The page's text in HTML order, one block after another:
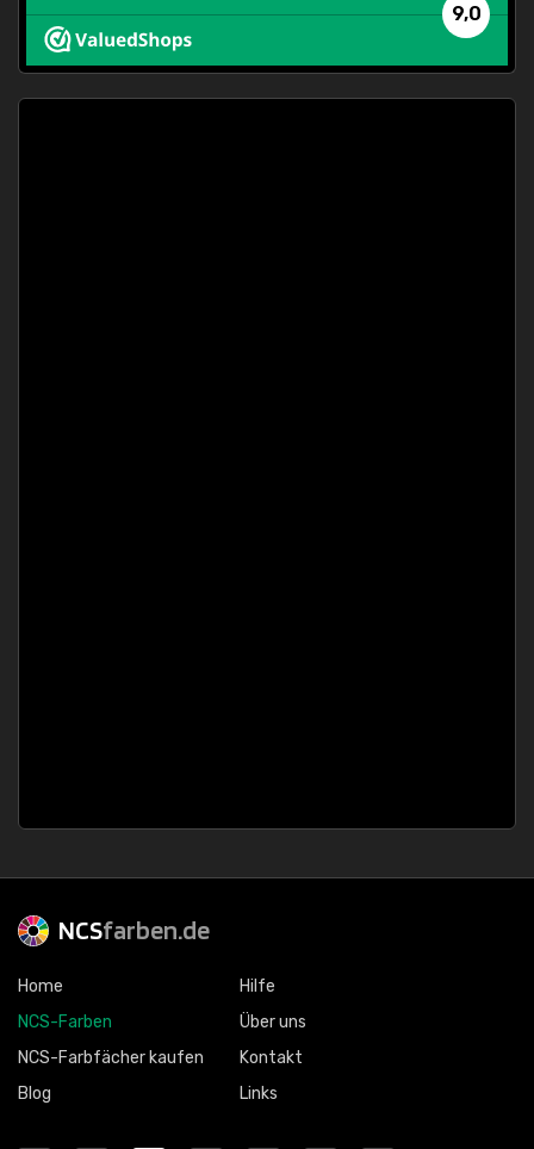
9,0
NCSfarben.de
Home
NCS-Farben
NCS-Farbfächer kaufen
Blog
Hilfe
Über uns
Kontakt
Links